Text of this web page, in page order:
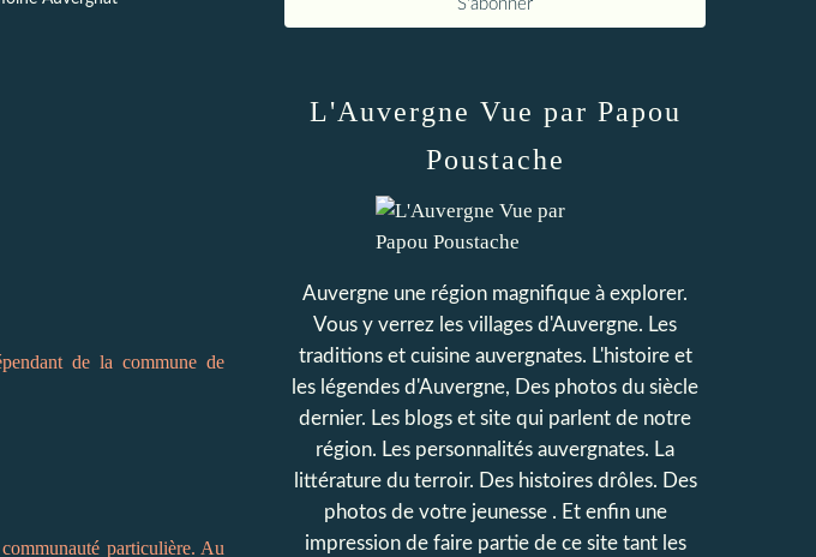
de la commune de
particulière. Au
L'Auvergne Vue par Papou
Poustache
Auvergne une région magnifique à explorer.
Vous y verrez les villages d'Auvergne. Les
traditions et cuisine auvergnates. L'histoire et
les légendes d'Auvergne, Des photos du siècle
dernier. Les blogs et site qui parlent de notre
région. Les personnalités auvergnates. La
littérature du terroir. Des histoires drôles. Des
photos de votre jeunesse . Et enfin une
impression de faire partie de ce site tant les